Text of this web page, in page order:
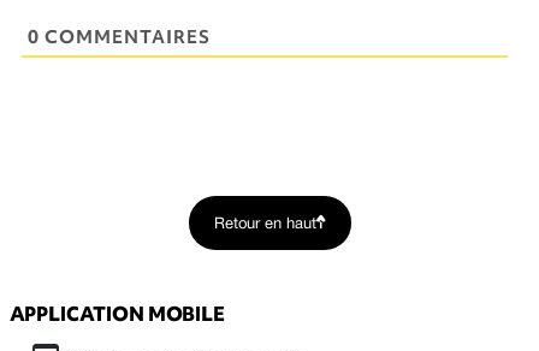
0 COMMENTAIRES
Retour en haut
APPLICATION MOBILE